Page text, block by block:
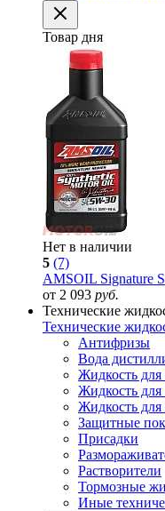
Товар дня
Нет в наличии
5 (7)
AMSOIL Signature
от 2 093 руб.
Технические
Технические
Антифризы
Вода
Жидкость для
Жидкость
Жидкость
Защитные
Присадки
Растворители
Тормозные
Иные